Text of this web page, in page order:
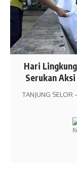
Hari
Serukan
TANJUNG